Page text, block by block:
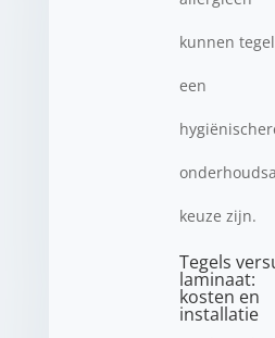
kunnen
een
keuze zijn.
Tegels
laminaat:
kosten en
installatie